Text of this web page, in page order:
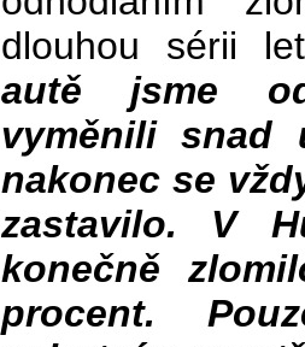
dlouhou sérii
autě jsme
vyměnili snad
nakonec se
zastavilo. V
konečně
procent.